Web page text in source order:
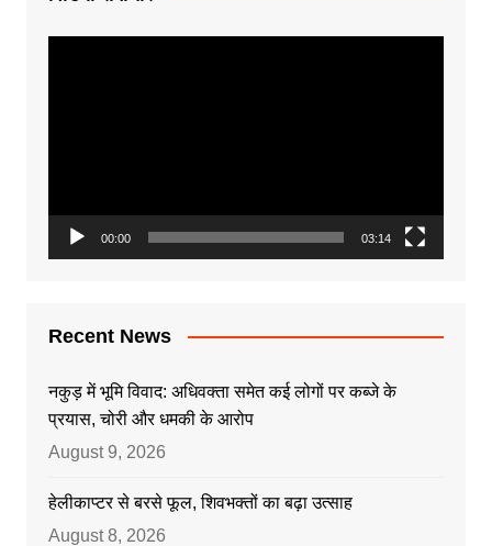
00:00 03:14
Recent News
नकुड़ में भूमि विवाद: अधिवक्ता समेत कई लोगों पर कब्जे के
प्रयास, चोरी और धमकी के आरोप
August 9, 2026
हेलीकाप्टर से बरसे फूल, शिवभक्तों का बढ़ा उत्साह
August 8, 2026